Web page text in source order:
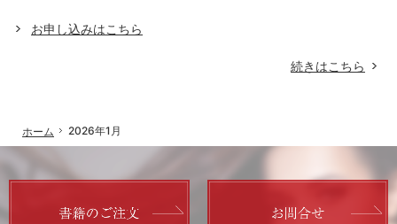
お申し込みはこちら
続きはこちら
ホーム 2026年1月